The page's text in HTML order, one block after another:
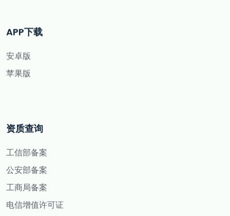
APP下载
安卓版
苹果版
资质查询
工信部备案
公安部备案
工商局备案
电信增值许可证